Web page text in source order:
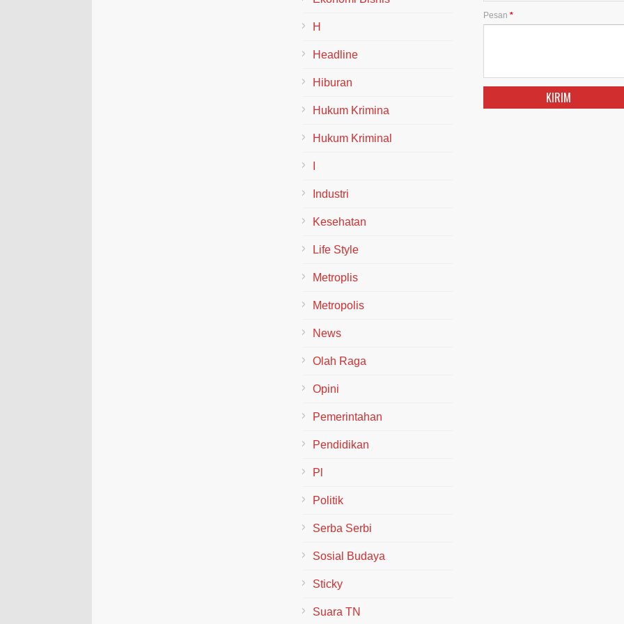
H
Headline
Hiburan
Hukum Krimina
Hukum Kriminal
Industri
Kesehatan
Life Style
Metroplis
Metropolis
News
Olah Raga
Opini
Pemerintahan
Pendidikan
Pl
Politik
Serba Serbi
Sosial Budaya
Sticky
Suara TN
Pesan *